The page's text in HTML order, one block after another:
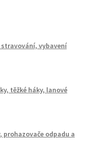
vybavení
těžké háky, lanové
prohazovače odpadu a